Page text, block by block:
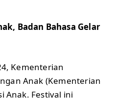
Badan Bahasa Gelar
Kementerian
Anak (Kementerian
Anak. Festival ini